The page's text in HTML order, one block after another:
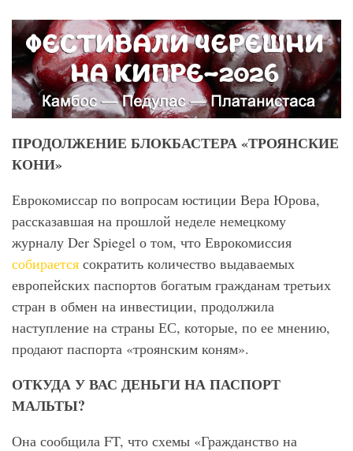
ПРОДОЛЖЕНИЕ БЛОКБАСТЕРА «ТРОЯНСКИЕ
КОНИ»
Еврокомиссар по вопросам юстиции Вера Юрова,
рассказавшая на прошлой неделе немецкому
журналу Der Spiegel о том, что Еврокомиссия
собирается сократить количество выдаваемых
европейских паспортов богатым гражданам третьих
стран в обмен на инвестиции, продолжила
наступление на страны ЕС, которые, по ее мнению,
продают паспорта «троянским коням».
ОТКУДА У ВАС ДЕНЬГИ НА ПАСПОРТ
МАЛЬТЫ?
Она сообщила FT, что схемы «Гражданство на